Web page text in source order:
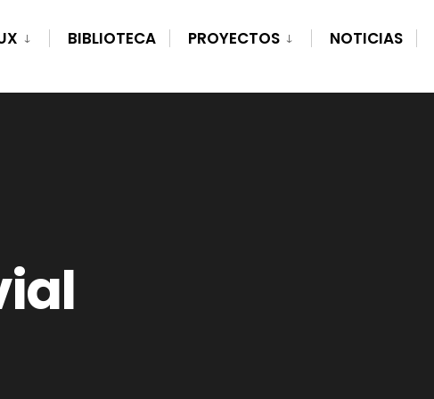
BIBLIOTECA PROYECTOS NOTICIAS